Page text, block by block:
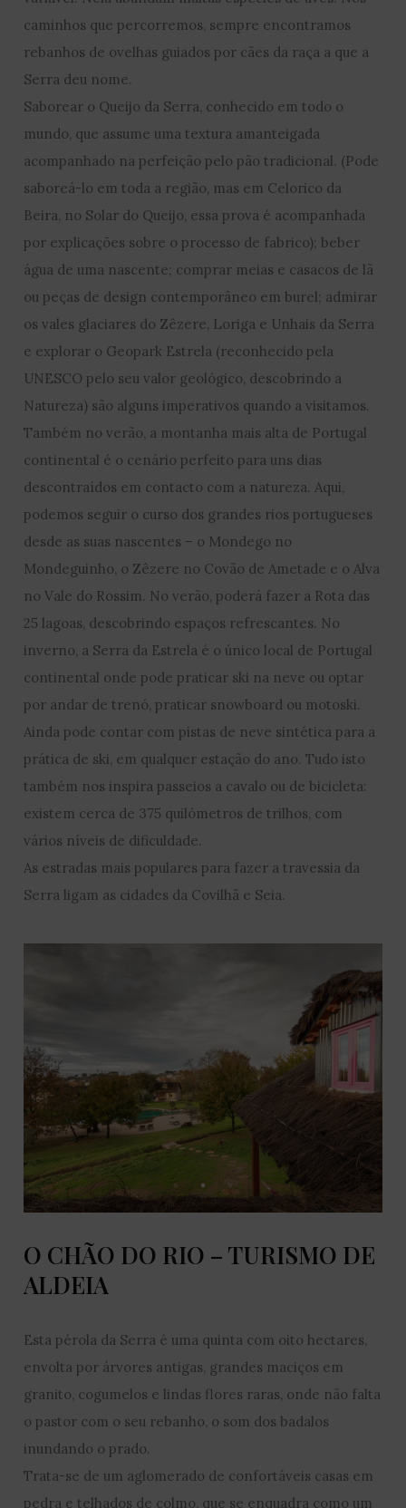
caminhos que percorremos, sempre encontramos
rebanhos de ovelhas guiados por cães da raça a que a
Serra deu nome.
Saborear o Queijo da Serra, conhecido em todo o
mundo, que assume uma textura amanteigada
acompanhado na perfeição pelo pão tradicional. (Pode
saboreá-lo em toda a região, mas em Celorico da
Beira, no Solar do Queijo, essa prova é acompanhada
por explicações sobre o processo de fabrico); beber
água de uma nascente; comprar meias e casacos de lã
ou peças de design contemporâneo em burel; admirar
os vales glaciares do Zêzere, Loriga e Unhais da Serra
e explorar o Geopark Estrela (reconhecido pela
UNESCO pelo seu valor geológico, descobrindo a
Natureza) são alguns imperativos quando a visitamos.
Também no verão, a montanha mais alta de Portugal
continental é o cenário perfeito para uns dias
descontraídos em contacto com a natureza. Aqui,
podemos seguir o curso dos grandes rios portugueses
desde as suas nascentes – o Mondego no
Mondeguinho, o Zêzere no Covão de Ametade e o Alva
no Vale do Rossim. No verão, poderá fazer a Rota das
25 lagoas, descobrindo espaços refrescantes. No
inverno, a Serra da Estrela é o único local de Portugal
continental onde pode praticar ski na neve ou optar
por andar de trenó, praticar snowboard ou motoski.
Ainda pode contar com pistas de neve sintética para a
prática de ski, em qualquer estação do ano. Tudo isto
também nos inspira passeios a cavalo ou de bicicleta:
existem cerca de 375 quilómetros de trilhos, com
vários níveis de dificuldade.
As estradas mais populares para fazer a travessia da
Serra ligam as cidades da Covilhã e Seia.
O CHÃO DO RIO – TURISMO DE
ALDEIA
Esta pérola da Serra é uma quinta com oito hectares,
envolta por árvores antigas, grandes maciços em
granito, cogumelos e lindas flores raras, onde não falta
o pastor com o seu rebanho, o som dos badalos
inundando o prado.
Trata-se de um aglomerado de confortáveis casas em
pedra e telhados de colmo, que se enquadra como um